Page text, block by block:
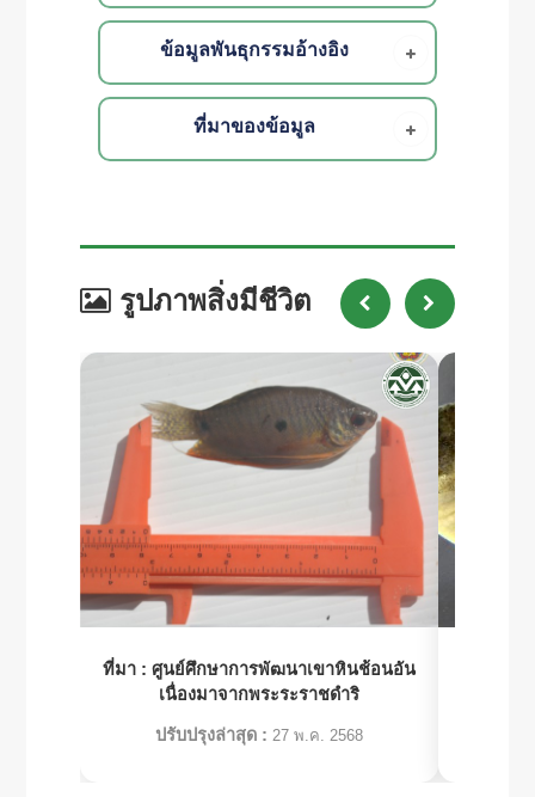
ข้อมูลพันธุกรรมอ้างอิง
ที่มาของข้อมูล
รูปภาพสิ่งมีชีวิต
ที่มา : ศูนย์ศึกษาการพัฒนาเขาหินช้อนอัน
เนื่องมาจากพระระราชดำริ
ปรับปรุงล่าสุด : 27 พ.ค. 2568